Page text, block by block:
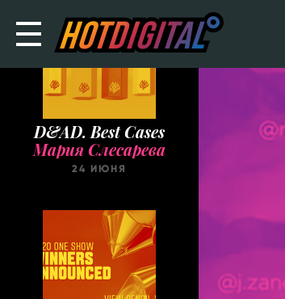
D&AD. Best Cases
Мария Слесарева
24 ИЮНЯ